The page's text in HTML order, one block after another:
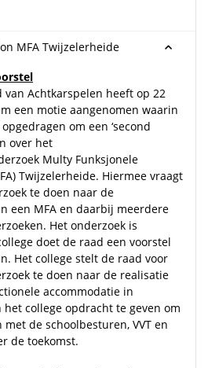
MFA Twijzelerheide
van Achtkarspelen heeft op 22
een motie aangenomen waarin
om een ‘second
over het
Multy Funksjonele
Twijzelerheide. Hiermee vraagt
te doen naar de
een MFA en daarbij meerdere
Het onderzoek is
doet de raad een voorstel
Het college stelt de raad voor
te doen naar de realisatie
accommodatie in
college opdracht te geven om
de schoolbesturen, VVT en
de toekomst.